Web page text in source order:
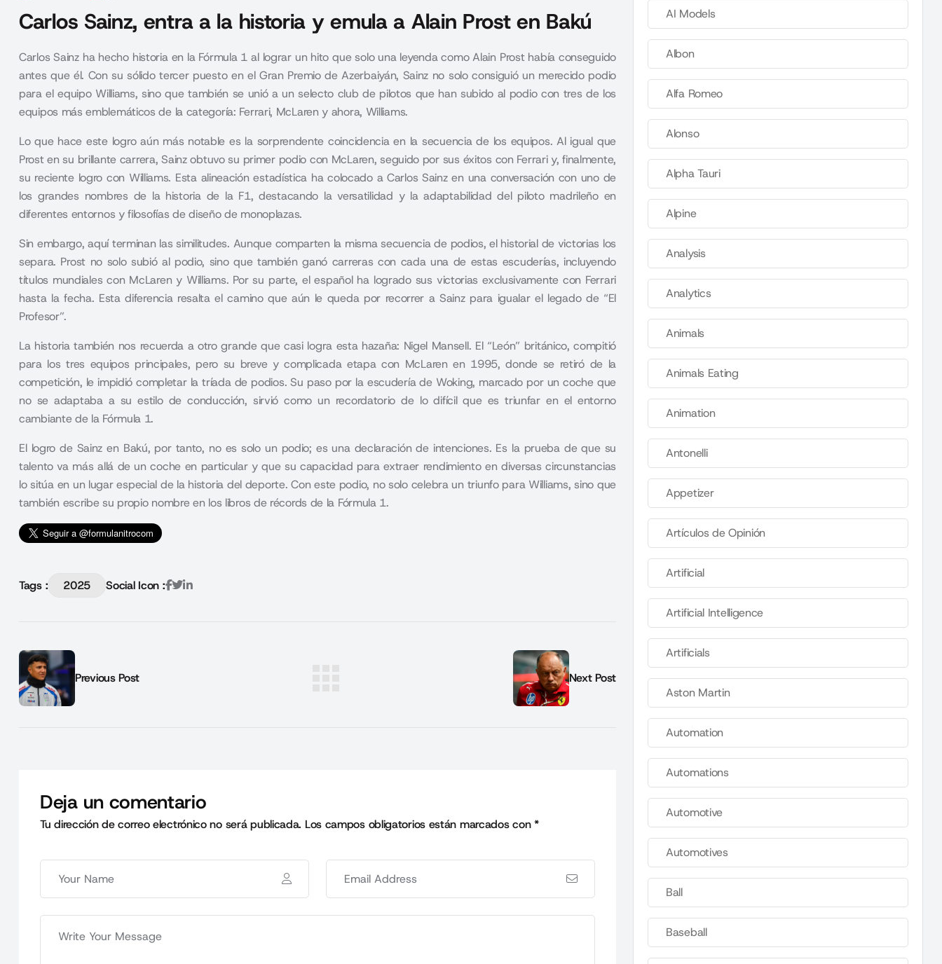
Carlos Sainz, entra a la historia y emula a Alain Prost en Bakú
Carlos Sainz ha hecho historia en la Fórmula 1 al lograr un hito que solo una leyenda como Alain Prost había conseguido
antes que él. Con su sólido tercer puesto en el Gran Premio de Azerbaiyán, Sainz no solo consiguió un merecido podio
para el equipo Williams, sino que también se unió a un selecto club de pilotos que han subido al podio con tres de los
equipos más emblemáticos de la categoría: Ferrari, McLaren y ahora, Williams.
Lo que hace este logro aún más notable es la sorprendente coincidencia en la secuencia de los equipos. Al igual que
Prost en su brillante carrera, Sainz obtuvo su primer podio con McLaren, seguido por sus éxitos con Ferrari y, finalmente,
su reciente logro con Williams. Esta alineación estadística ha colocado a Carlos Sainz en una conversación con uno de
los grandes nombres de la historia de la F1, destacando la versatilidad y la adaptabilidad del piloto madrileño en
diferentes entornos y filosofías de diseño de monoplazas.
Sin embargo, aquí terminan las similitudes. Aunque comparten la misma secuencia de podios, el historial de victorias los
separa. Prost no solo subió al podio, sino que también ganó carreras con cada una de estas escuderías, incluyendo
títulos mundiales con McLaren y Williams. Por su parte, el español ha logrado sus victorias exclusivamente con Ferrari
hasta la fecha. Esta diferencia resalta el camino que aún le queda por recorrer a Sainz para igualar el legado de “El
Profesor”.
La historia también nos recuerda a otro grande que casi logra esta hazaña: Nigel Mansell. El “León” británico, compitió
para los tres equipos principales, pero su breve y complicada etapa con McLaren en 1995, donde se retiró de la
competición, le impidió completar la tríada de podios. Su paso por la escudería de Woking, marcado por un coche que
no se adaptaba a su estilo de conducción, sirvió como un recordatorio de lo difícil que es triunfar en el entorno
cambiante de la Fórmula 1.
El logro de Sainz en Bakú, por tanto, no es solo un podio; es una declaración de intenciones. Es la prueba de que su
talento va más allá de un coche en particular y que su capacidad para extraer rendimiento en diversas circunstancias
lo sitúa en un lugar especial de la historia del deporte. Con este podio, no solo celebra un triunfo para Williams, sino que
también escribe su propio nombre en los libros de récords de la Fórmula 1.
Tags : 2025 Social Icon :
Previous Post Next Post
Deja un comentario
Tu dirección de correo electrónico no será publicada. Los campos obligatorios están marcados con*
AI Models
Albon
Alfa Romeo
Alonso
Alpha Tauri
Alpine
Analysis
Analytics
Animals
Animals Eating
Animation
Antonelli
Appetizer
Artículos de Opinión
Artificial
Artificial Intelligence
Artificials
Aston Martin
Automation
Automations
Automotive
Automotives
Ball
Baseball